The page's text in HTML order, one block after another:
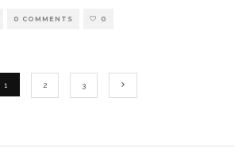
0 COMMENTS 0
1 2 3